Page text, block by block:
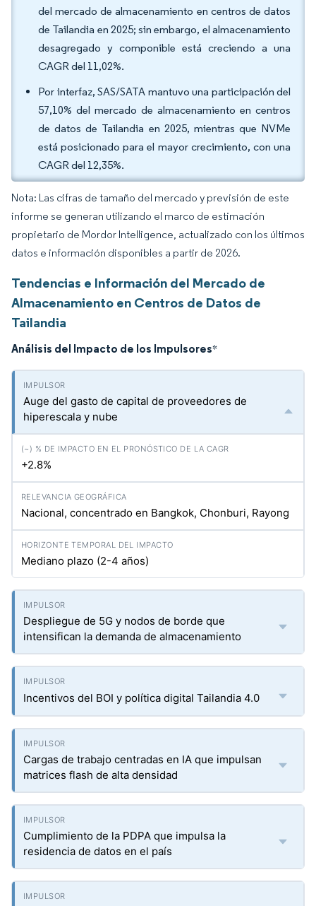
del mercado de almacenamiento en centros de datos
de Tailandia en 2025; sin embargo, el almacenamiento
desagregado y componible está creciendo a una
CAGR del 11,02%.
Por interfaz, SAS/SATA mantuvo una participación del
57,10% del mercado de almacenamiento en centros
de datos de Tailandia en 2025, mientras que NVMe
está posicionado para el mayor crecimiento, con una
CAGR del 12,35%.
Nota: Las cifras de tamaño del mercado y previsión de este
informe se generan utilizando el marco de estimación
propietario de Mordor Intelligence, actualizado con los últimos
datos e información disponibles a partir de 2026.
Tendencias e Información del Mercado de
Almacenamiento en Centros de Datos de
Tailandia
Análisis del Impacto de los Impulsores*
Auge del gasto de capital de proveedores de
hiperescala y nube
+2.8%
Nacional, concentrado en Bangkok, Chonburi, Rayong
Mediano plazo (2-4 años)
Despliegue de 5G y nodos de borde que
intensifican la demanda de almacenamiento
Incentivos del BOI y política digital Tailandia 4.0
Cargas de trabajo centradas en IA que impulsan
matrices flash de alta densidad
Cumplimiento de la PDPA que impulsa la
residencia de datos en el país